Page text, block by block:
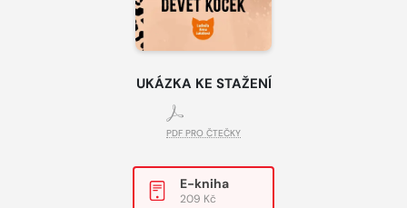
UKÁZKA KE STAŽENÍ
PDF PRO ČTEČKY
E-kniha
209 Kč